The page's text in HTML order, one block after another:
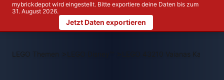
mybrickdepot wird eingestellt. Bitte exportiere deine Daten bis zum
31. August 2026.
Jetzt Daten exportieren
LEGO Themen > LEGO 43210 Vaianas